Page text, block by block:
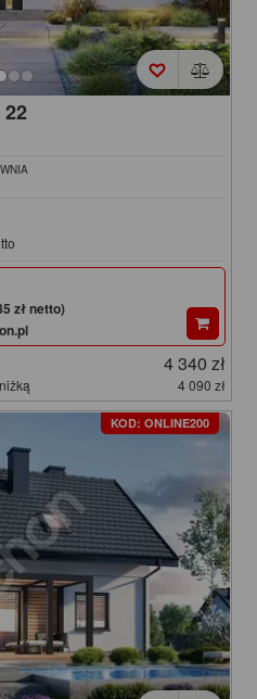
zł netto)
4 340 zł
4 090 zł
KOD: ONLINE200